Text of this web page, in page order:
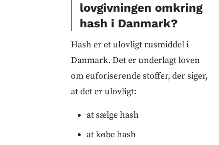
lovgivningen omkring
hash i Danmark?
Hash er et ulovligt rusmiddel i
Danmark. Det er underlagt loven
om euforiserende stoffer, der siger,
at det er ulovligt:
at sælge hash
at købe hash